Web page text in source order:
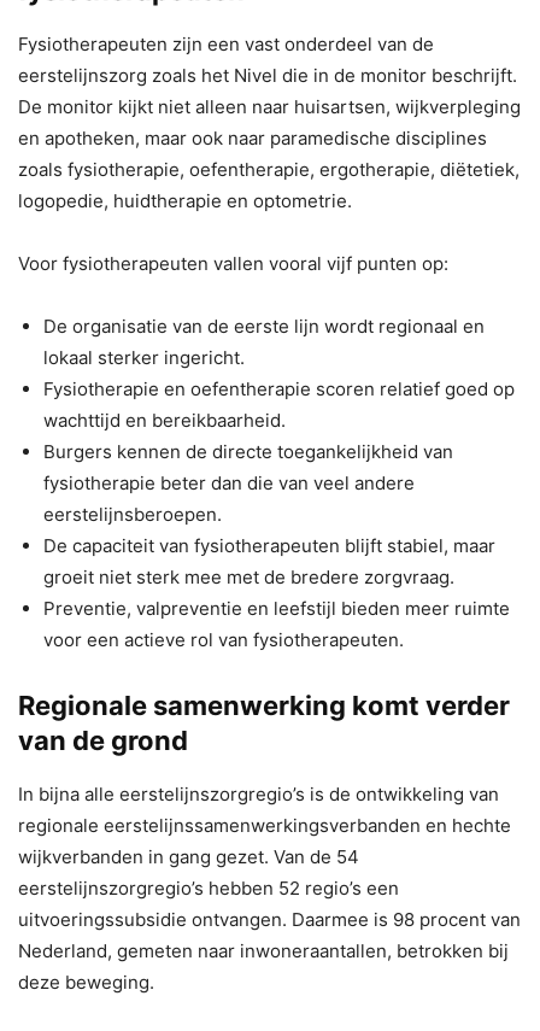
Fysiotherapeuten zijn een vast onderdeel van de
eerstelijnszorg zoals het Nivel die in de monitor beschrijft.
De monitor kijkt niet alleen naar huisartsen, wijkverpleging
en apotheken, maar ook naar paramedische disciplines
zoals fysiotherapie, oefentherapie, ergotherapie, diëtetiek,
logopedie, huidtherapie en optometrie.
Voor fysiotherapeuten vallen vooral vijf punten op:
De organisatie van de eerste lijn wordt regionaal en
lokaal sterker ingericht.
Fysiotherapie en oefentherapie scoren relatief goed op
wachttijd en bereikbaarheid.
Burgers kennen de directe toegankelijkheid van
fysiotherapie beter dan die van veel andere
eerstelijnsberoepen.
De capaciteit van fysiotherapeuten blijft stabiel, maar
groeit niet sterk mee met de bredere zorgvraag.
Preventie, valpreventie en leefstijl bieden meer ruimte
voor een actieve rol van fysiotherapeuten.
Regionale samenwerking komt verder
van de grond
In bijna alle eerstelijnszorgregio’s is de ontwikkeling van
regionale eerstelijnssamenwerkingsverbanden en hechte
wijkverbanden in gang gezet. Van de 54
eerstelijnszorgregio’s hebben 52 regio’s een
uitvoeringssubsidie ontvangen. Daarmee is 98 procent van
Nederland, gemeten naar inwoneraantallen, betrokken bij
deze beweging.